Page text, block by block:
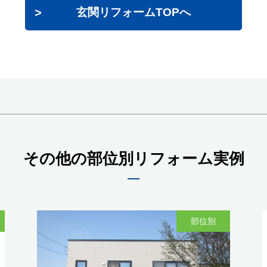
玄関リフォームTOPへ
その他の部位別リフォーム実例
部位別